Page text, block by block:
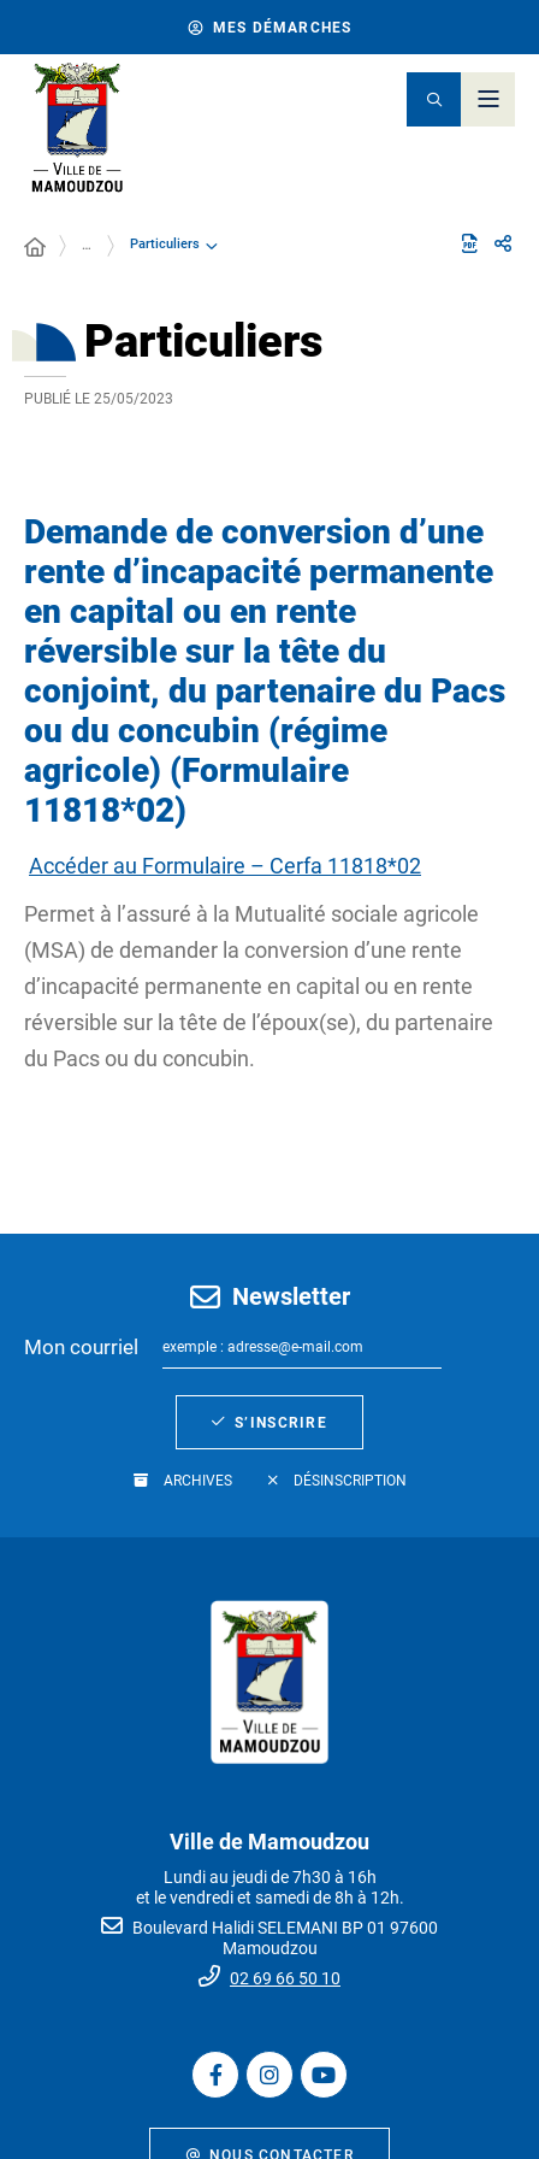
MES DÉMARCHES
… Particuliers
Particuliers
PUBLIÉ LE 25/05/2023
Demande de conversion d’une
rente d’incapacité permanente
en capital ou en rente
réversible sur la tête du
conjoint, du partenaire du Pacs
ou du concubin (régime
agricole) (Formulaire
11818*02)
Accéder au Formulaire – Cerfa 11818*02
Permet à l’assuré à la Mutualité sociale agricole
(MSA) de demander la conversion d’une rente
d’incapacité permanente en capital ou en rente
réversible sur la tête de l’époux(se), du partenaire
du Pacs ou du concubin.
Newsletter
Mon courriel
S’INSCRIRE
ARCHIVES DÉSINSCRIPTION
Ville de Mamoudzou
Lundi au jeudi de 7h30 à 16h
et le vendredi et samedi de 8h à 12h.
Boulevard Halidi SELEMANI BP 01 97600
Mamoudzou
02 69 66 50 10
NOUS CONTACTER